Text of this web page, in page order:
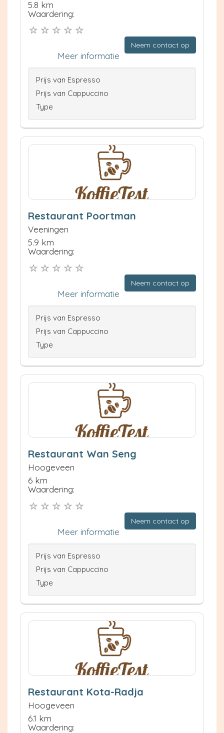
5.8 km
Waardering:
Neem contact op
Meer informatie
Prijs van Espresso
Prijs van Cappuccino
Type
Restaurant Poortman
Veeningen
5.9 km
Waardering:
Neem contact op
Meer informatie
Prijs van Espresso
Prijs van Cappuccino
Type
Restaurant Wan Seng
Hoogeveen
6 km
Waardering:
Neem contact op
Meer informatie
Prijs van Espresso
Prijs van Cappuccino
Type
Restaurant Kota-Radja
Hoogeveen
6.1 km
Waardering: